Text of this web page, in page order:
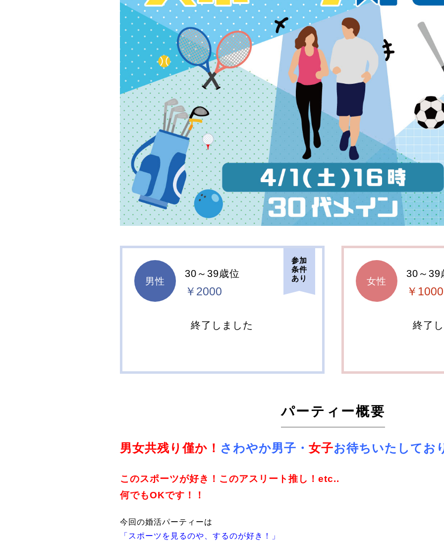
男性
30～39歳位
￥2000
参加
条件
あり
終了しました
女性
30～39
￥1000
終了
パーティー概要
男女共残り僅か！ さわやか男子・ 女子お待ちいたしてお
このスポーツが好き！このアスリート推し！etc..
何でもOKです！！
今回の婚活パーティーは
「スポーツを見るのや、するのが好き！」